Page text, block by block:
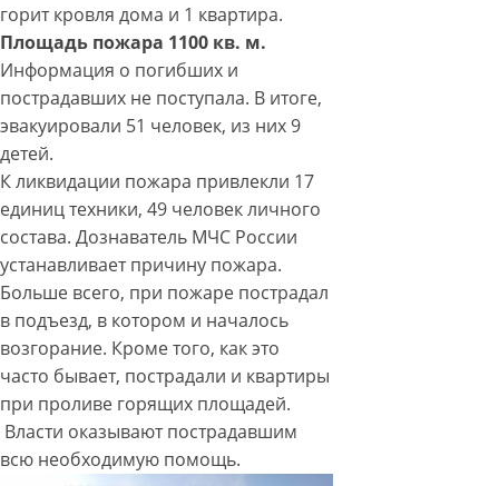
горит кровля дома и 1 квартира.
Площадь пожара 1100 кв. м.
Информация о погибших и
пострадавших не поступала. В итоге,
эвакуировали 51 человек, из них 9
детей.
К ликвидации пожара привлекли 17
единиц техники, 49 человек личного
состава. Дознаватель МЧС России
устанавливает причину пожара.
Больше всего, при пожаре пострадал
в подъезд, в котором и началось
возгорание. Кроме того, как это
часто бывает, пострадали и квартиры
при проливе горящих площадей.
Власти оказывают пострадавшим
всю необходимую помощь.